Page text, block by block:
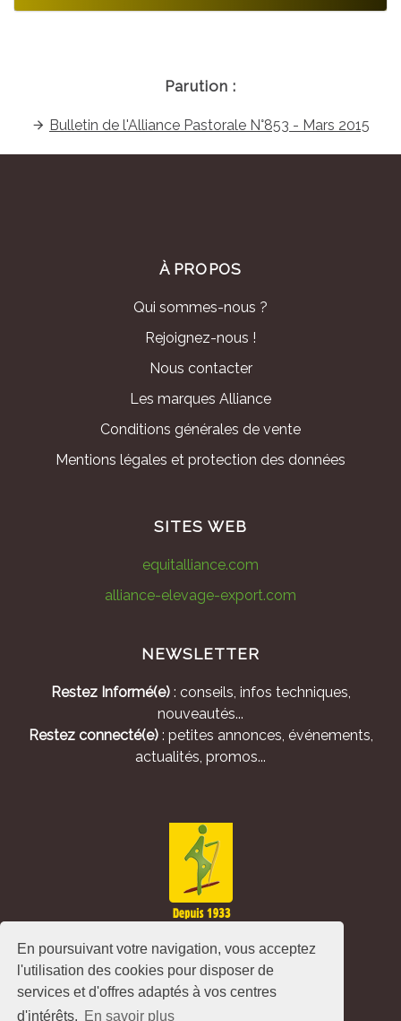
En poursuivant votre navigation, vous acceptez
l'utilisation des cookies pour disposer de
services et d'offres adaptés à vos centres
d'intérêts. En savoir plus
Parution :
Bulletin de l'Alliance Pastorale N°853 - Mars 2015
À PROPOS
Qui sommes-nous ?
Rejoignez-nous !
Nous contacter
Les marques Alliance
Conditions générales de vente
Mentions légales et protection des données
SITES WEB
equitalliance.com
alliance-elevage-export.com
NEWSLETTER
Restez Informé(e): conseils, infos techniques,
nouveautés...
Restez connecté(e): petites annonces, événements,
actualités, promos...